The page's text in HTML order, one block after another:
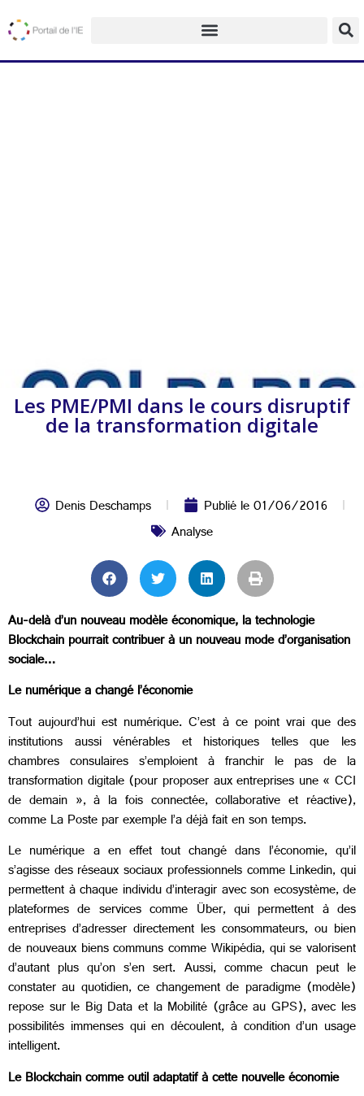
Les PME/PMI dans le cours disruptif
de la transformation digitale
Denis Deschamps Publié le01/06/2016
Analyse
Au-delà d’un nouveau modèle économique, la technologie
Blockchain pourrait contribuer à un nouveau mode d’organisation
sociale…
Le numérique a changé l’économie
Tout aujourd’hui est numérique. C’est à ce point vrai que des
institutions aussi vénérables et historiques telles que les
chambres consulaires s’emploient à franchir le pas de la
transformation digitale (pour proposer aux entreprises une « CCI
de demain », à la fois connectée, collaborative et réactive),
comme La Poste par exemple l’a déjà fait en son temps.
Le numérique a en effet tout changé dans l’économie, qu’il
s’agisse des réseaux sociaux professionnels comme Linkedin, qui
permettent à chaque individu d’interagir avec son ecosystème, de
plateformes de services comme Über, qui permettent à des
entreprises d’adresser directement les consommateurs, ou bien
de nouveaux biens communs comme Wikipédia, qui se valorisent
d’autant plus qu’on s’en sert. Aussi, comme chacun peut le
constater au quotidien, ce changement de paradigme (modèle)
repose sur le Big Data et la Mobilité (grâce au GPS), avec les
possibilités immenses qui en découlent, à condition d’un usage
intelligent.
Le Blockchain comme outil adaptatif à cette nouvelle économie